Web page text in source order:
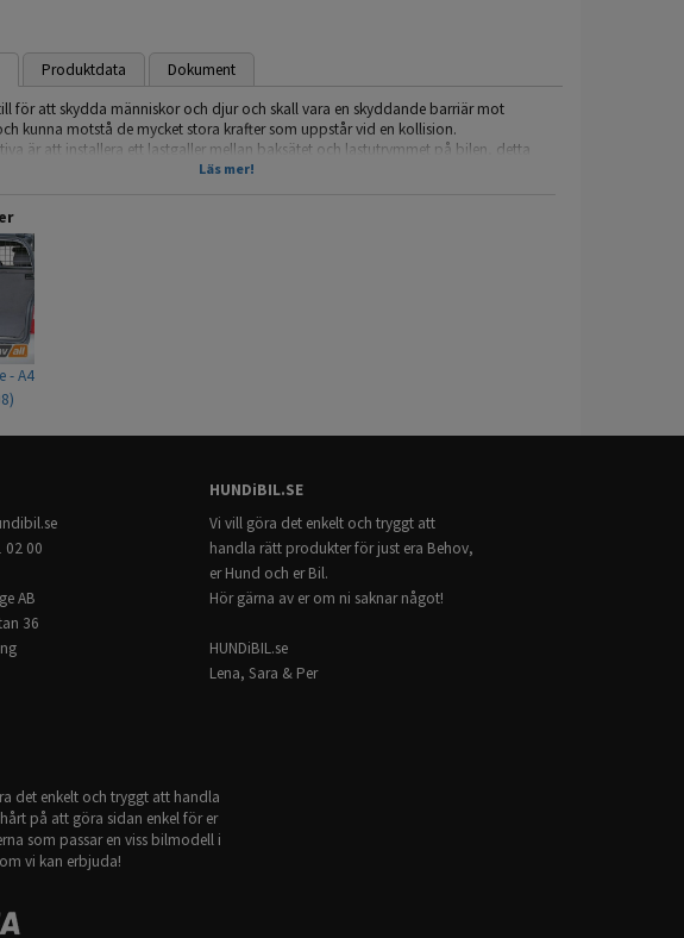
Produktdata
Dokument
för att skydda människor och djur och skall vara en skyddande barriär mot
kunna motstå de mycket stora krafter som uppstår vid en kollision.
är att installera ett lastgaller mellan baksätet och lastutrymmet på bilen, detta
lagkravet för transport av hund då hunden räknas som all annan last man har i
tillverkare av högkvalitativa lastgaller och avdelare med över 30 års
(under fliken dokument) där fler bilder och beskrivning av
montering
på bilen krävs
gnisselfria
stål
insynsskyddet när skyddsgallret är monterat
B6 2001 - 2006
B7 2004 - 2008
8E/B7 2006 - 2008
B6 2002 - 2005
Läs mer!
- A4
02 00
AB
36
HUNDiBIL.SE
Vi vill göra det enkelt och tryggt att
handla rätt produkter för just era Behov,
er Hund och er Bil.
Hör gärna av er om ni saknar något!
HUNDiBIL.se
Lena, Sara & Per
det enkelt och tryggt att handla
på att göra sidan enkel för er
som passar en viss bilmodell i
vi kan erbjuda!